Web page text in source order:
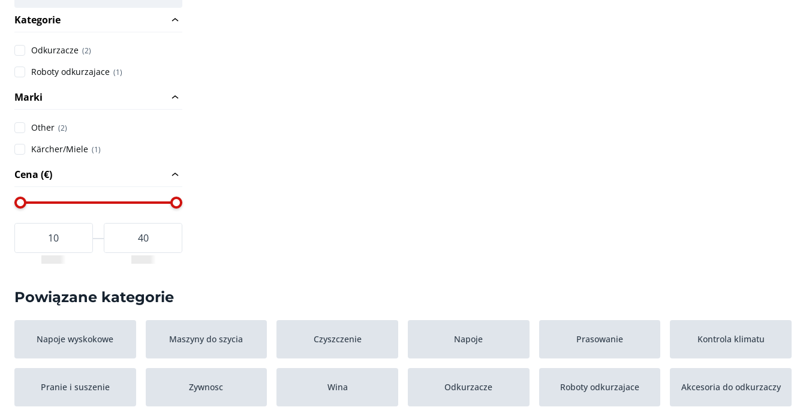
Kategorie
Odkurzacze (2)
Roboty odkurzajace (1)
Marki
Other (2)
Kärcher/Miele (1)
Cena (€)
Powiązane kategorie
Napoje wyskokowe Maszyny do szycia Czyszczenie Napoje Prasowanie Kontrola klimatu
Pranie i suszenie Zywnosc Wina Odkurzacze Roboty odkurzajace Akcesoria do odkurzaczy